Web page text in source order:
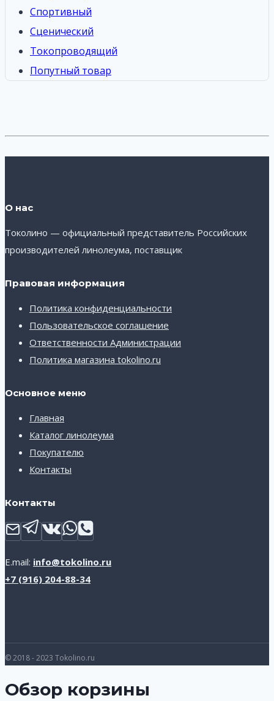
Спортивный
Сценический
Токопроводящий
Попутный товар
О нас
Токолино — официальный представитель Российских
производителей линолеума, поставщик
Правовая информация
Политика конфиденциальности
Пользовательское соглашение
Ответственности Администрации
Политика магазина tokolino.ru
Основное меню
Главная
Каталог линолеума
Покупателю
Контакты
Контакты
E.mail: info@tokolino.ru
+7 (916) 204-88-34
© 2018 - 2023 Tokolino.ru
Обзор корзины